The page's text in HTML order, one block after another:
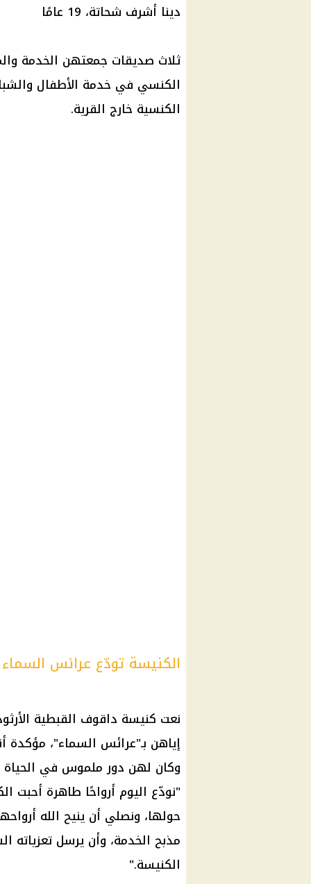
دينا أشرف شحاتة، 19 عامًا
ثلاث صديقات جمعتهن الخدمة
الكنسي في خدمة الأطفال
الكنسية خارج القرية.
الكنيسة تودّع عرائس
نعت كنيسة داقوف القبطية
إياهن بـ"عرائس السماء"،
وكان لهن دور ملموس في الحياة
"نودّع اليوم أرواحًا طاهرة
حولها، ونصلي أن ينيح الله
مذبح الخدمة، وأن يرسل
الكنيسة."